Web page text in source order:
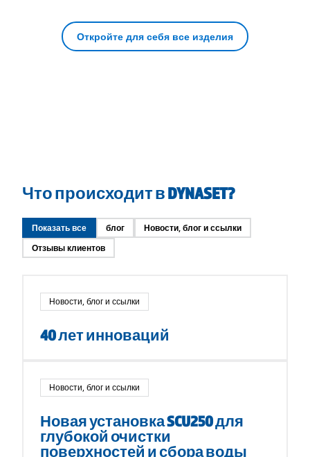
Откройте для себя все изделия
Что происходит в DYNASET?
Показать все блог
Новости, блог и ссылки
Отзывы клиентов
Новости, блог и ссылки
40 лет инноваций
Новости, блог и ссылки
Новая установка SCU250 для
глубокой очистки
поверхностей и сбора воды